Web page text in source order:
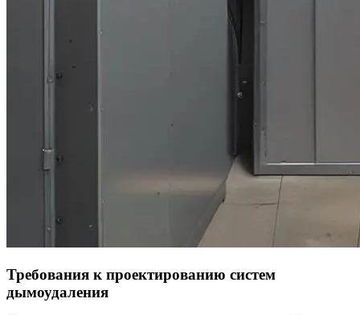
Требования к проектированию систем
дымоудаления